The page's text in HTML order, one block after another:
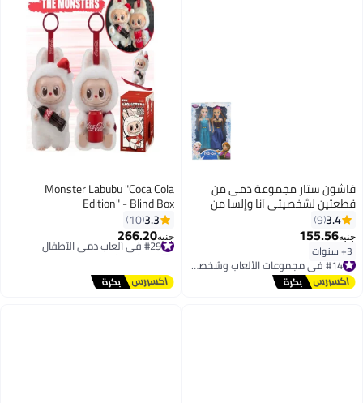
فاشون ستار مجموعة دمى من
قطعتين لشخصيتي آنا وإلسا من
فيلم فروزن طراز AM1208
3.4
9
جنيه155.56
3+ سنوات
توصيل مجاني
Monster Labubu "Coca Cola
Edition" - Blind Box
3.3
10
جنيه266.20
#29 في ألعاب دمى الأطفال
توصيل مجاني